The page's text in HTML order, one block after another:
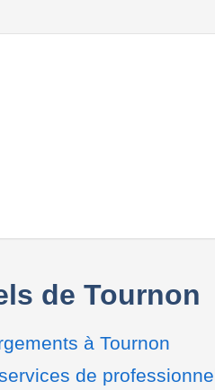
de Tournon
à Tournon
de